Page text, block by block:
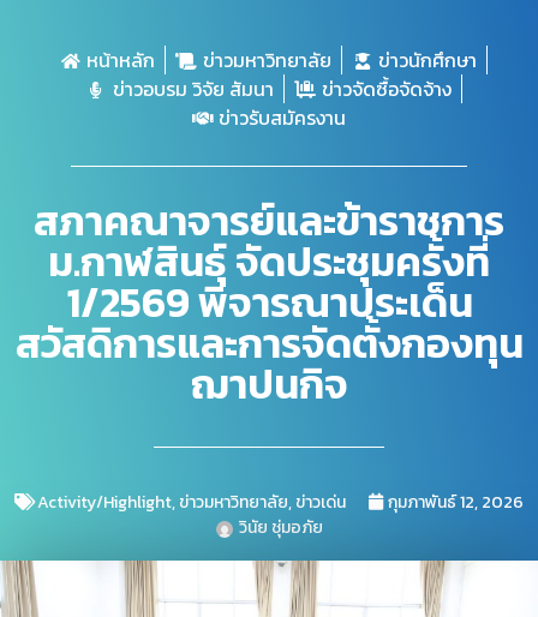
หน้าหลัก ข่าวมหาวิทยาลัย
ข่าวนักศึกษา
ข่าวอบรม วิจัย สัมนา
ข่าวจัดซื้อจัดจ้าง
ข่าวรับสมัครงาน
สภาคณาจารย์และข้าราชการ
ม.กาฬสินธุ์ จัดประชุมครั้งที่
1/2569 พิจารณาประเด็น
สวัสดิการและการจัดตั้งกองทุน
ฌาปนกิจ
Activity/Highlight,ข่าวมหาวิทยาลัย,ข่าวเด่น
กุมภาพันธ์ 12, 2026
วินัย ชุ่มอภัย